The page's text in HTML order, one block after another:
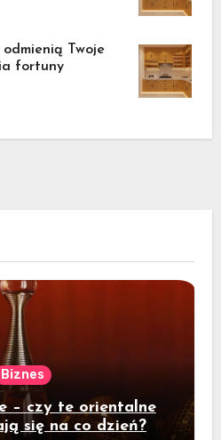
Twoje
fortuny
Biznes
– czy te orientalne
się na co dzień?